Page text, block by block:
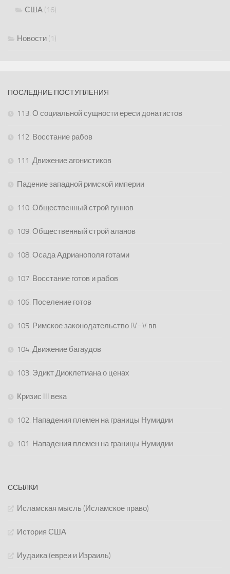
США (16)
Новости (1)
ПОСЛЕДНИЕ ПОСТУПЛЕНИЯ
113. О социальной сущности ереси донатистов
112. Восстание рабов
111. Движение агонистиков
Падение западной римской империи
110. Общественный строй гуннов
109. Общественный строй аланов
108. Осада Адрианополя готами
107. Восстание готов и рабов
106. Поселение готов
105. Римское законодательство IV–V вв
104. Движение багаудов
103. Эдикт Диоклетиана о ценах
Кризис III века
102. Нападения племен на границы Нумидии
101. Нападения племен на границы Нумидии
ССЫЛКИ
Исламская мысль (Исламское право)
История США
Иудаика (евреи и Израиль)